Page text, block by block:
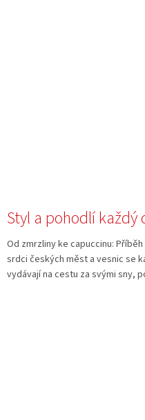
Styl a pohodlí každý
Od zmrzliny ke capuccinu:
srdci českých měst a vesnic se
vydávají na cestu za svými sny,